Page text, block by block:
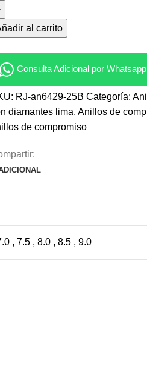
al carrito
Consulta Adicional por Whatsapp
RJ-an6429-25B Categoría:
diamantes lima, Anillos de
de compromiso
, 7.5 , 8.0 , 8.5 , 9.0